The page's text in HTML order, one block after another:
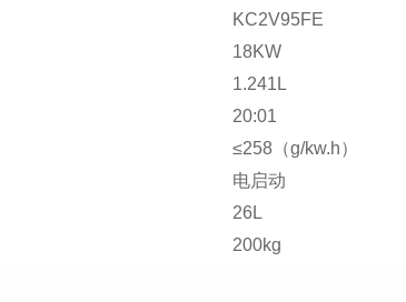
KC2V95FE
18KW
1.241L
20:01
≤258（g/kw.h）
电启动
26L
200kg